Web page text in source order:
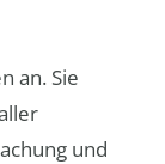
an. Sie
und